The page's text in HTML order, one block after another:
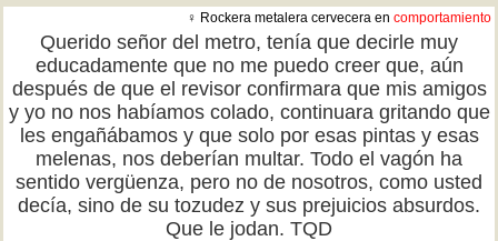
♀ Rockera metalera cervecera en comportamiento
Querido señor del metro, tenía que decirle muy
educadamente que no me puedo creer que, aún
después de que el revisor confirmara que mis amigos
y yo no nos habíamos colado, continuara gritando que
les engañábamos y que solo por esas pintas y esas
melenas, nos deberían multar. Todo el vagón ha
sentido vergüenza, pero no de nosotros, como usted
decía, sino de su tozudez y sus prejuicios absurdos.
Que le jodan. TQD